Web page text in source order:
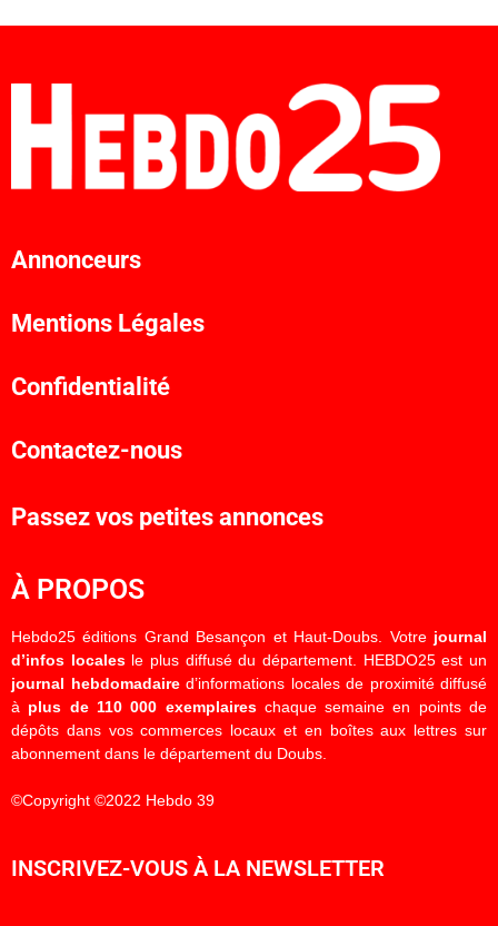
Annonceurs
Mentions Légales
Confidentialité
Contactez-nous
Passez vos petites annonces
À PROPOS
Hebdo25 éditions Grand Besançon et Haut-Doubs. Votre journal
d’infos localesle plus diffusé du département. HEBDO25 est un
journal hebdomadaired’informations locales de proximité diffusé
à plus de 110 000 exemplaireschaque semaine en points de
dépôts dans vos commerces locaux et en boîtes aux lettres sur
abonnement dans le département du Doubs.
©Copyright ©2022 Hebdo 39
INSCRIVEZ-VOUS À LA NEWSLETTER